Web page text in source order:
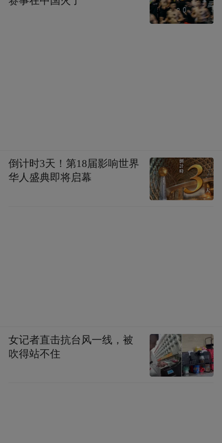
倒计时3天！第18届影响世界
华人盛典即将启幕
女记者直击抗台风一线，被
吹得站不住